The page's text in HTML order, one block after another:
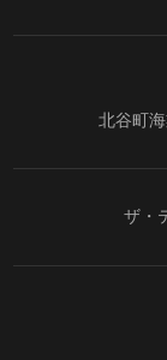
北谷町
ザ・